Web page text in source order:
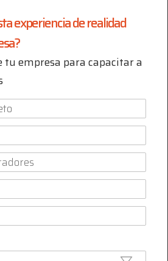
experiencia de realidad
tu empresa para capacitar a